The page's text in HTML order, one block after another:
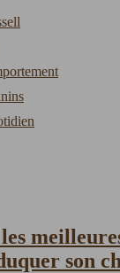
son